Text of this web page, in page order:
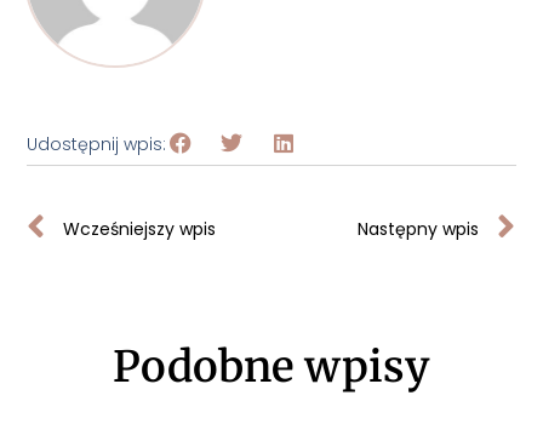
Udostępnij wpis:
Wcześniejszy wpis Następny wpis
Podobne wpisy